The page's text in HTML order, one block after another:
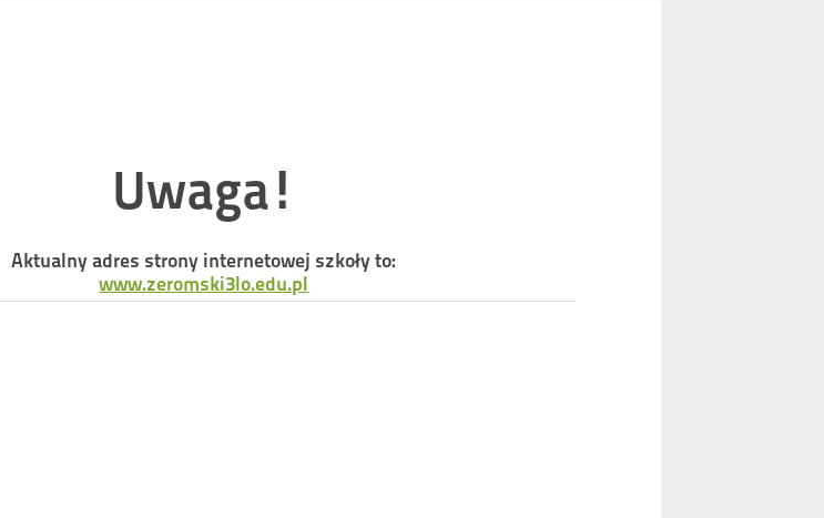
Uwaga!
Aktualny adres strony internetowej szkoły to:
www.zeromski3lo.edu.pl